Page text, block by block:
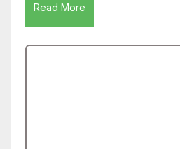
Read More